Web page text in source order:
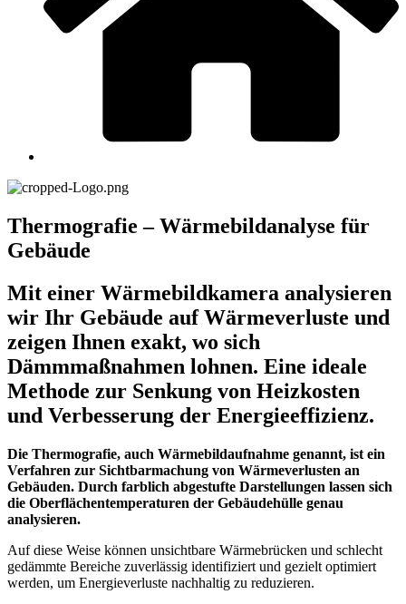
Thermografie – Wärmebildanalyse für
Gebäude
Mit einer Wärmebildkamera analysieren
wir Ihr Gebäude auf Wärmeverluste und
zeigen Ihnen exakt, wo sich
Dämmmaßnahmen lohnen. Eine ideale
Methode zur Senkung von Heizkosten
und Verbesserung der Energieeffizienz.
Die Thermografie, auch Wärmebildaufnahme genannt, ist ein
Verfahren zur Sichtbarmachung von Wärmeverlusten an
Gebäuden. Durch farblich abgestufte Darstellungen lassen sich
die Oberflächentemperaturen der Gebäudehülle genau
analysieren.
Auf diese Weise können unsichtbare Wärmebrücken und schlecht
gedämmte Bereiche zuverlässig identifiziert und gezielt optimiert
werden, um Energieverluste nachhaltig zu reduzieren.